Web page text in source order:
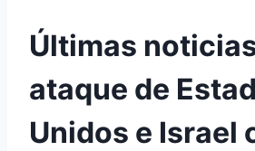
Últimas
ataque de
Unidos e Israel